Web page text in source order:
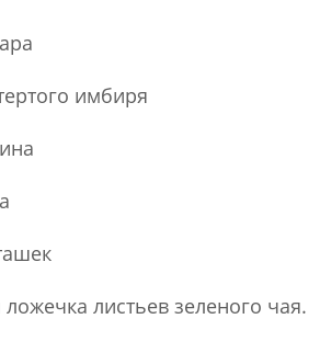
имбиря
ложечка листьев зеленого чая.